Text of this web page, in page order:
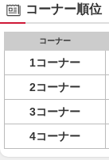
コーナー順位
コーナー
1コーナー
2コーナー
3コーナー
4コーナー